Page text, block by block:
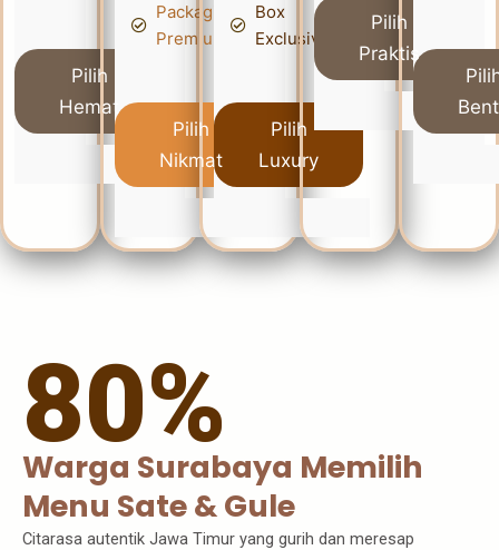
Pilih
Hemat
Packaging
Premium
Pilih
Nikmat
Box
Exclusive
Pilih
Luxury
Pilih
Praktis
80%
Warga Surabaya Memilih
Menu Sate & Gule
Citarasa autentik Jawa Timur yang gurih dan meresap